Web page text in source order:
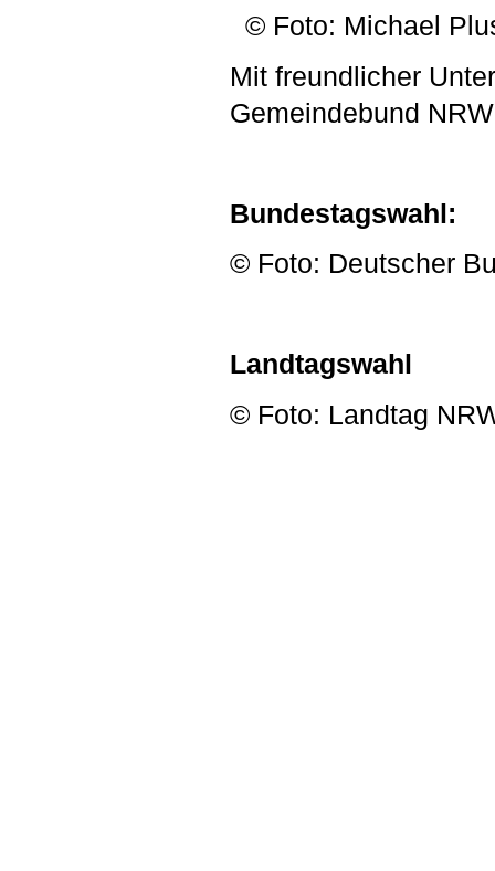
© Foto: Michael
Mit freundlicher
Gemeindebund
Bundestagswahl:
© Foto: Deutscher
Landtagswahl
© Foto: Landtag